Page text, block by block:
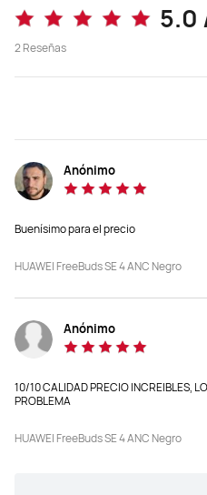
Tipo de auriculares
Intraauricular
micrófonos + ANC multimodo
Transparencia
5.0
2Reseñas
Anónimo
Buenísimo para el precio
HUAWEI FreeBuds SE 4 ANC Negro
Anónimo
10/10 CALIDAD PRECIO INCREIBLES,
PROBLEMA
HUAWEI FreeBuds SE 4 ANC Negro